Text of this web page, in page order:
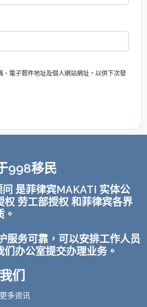
、電子郵件地址及個人網站網址，以供下次發
998移民
是菲律宾MAKATI 实体公
权 劳工部授权 和菲律宾各界
服务可靠，可以安排工作人员
办公室提交办理业务。
们
多资讯